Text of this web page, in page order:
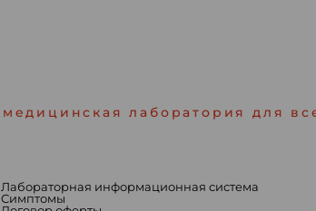
медицинская лаборатория для
Лабораторная информационная система
Симптомы